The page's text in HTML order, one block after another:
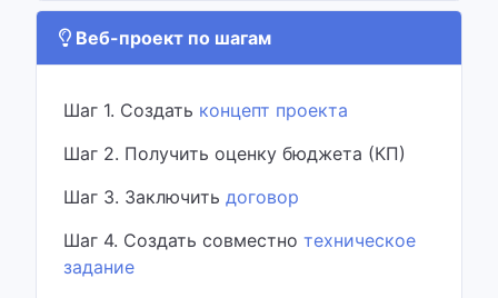
Веб-проект по шагам
Шаг 1. Создать концепт проекта
Шаг 2. Получить оценку бюджета (КП)
Шаг 3. Заключить договор
Шаг 4. Создать совместно техническое
задание